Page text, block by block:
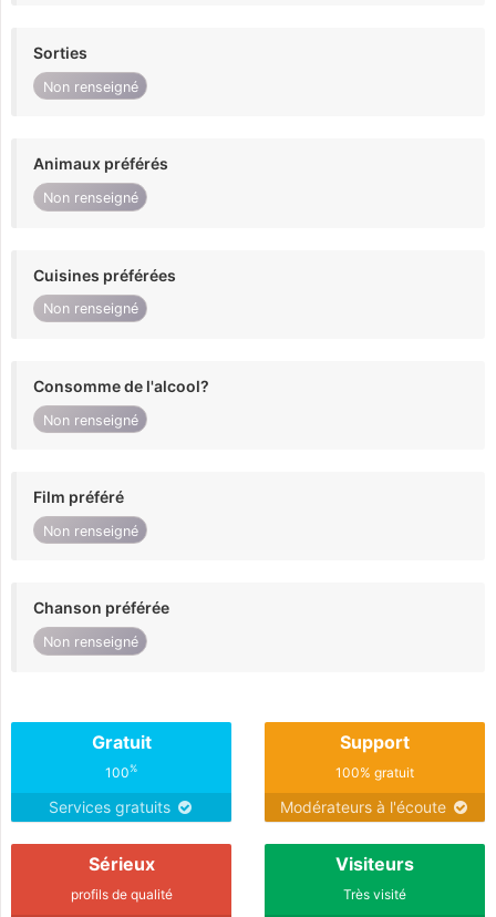
Sorties
Non renseigné
Animaux préférés
Non renseigné
Cuisines préférées
Non renseigné
Consomme de l'alcool?
Non renseigné
Film préféré
Non renseigné
Chanson préférée
Non renseigné
Gratuit
100%
Services gratuits
Support
100% gratuit
Modérateurs à l'écoute
Sérieux
profils de qualité
Visiteurs
Très visité